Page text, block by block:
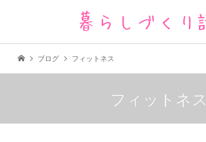
ブログ フィットネス
フィットネス